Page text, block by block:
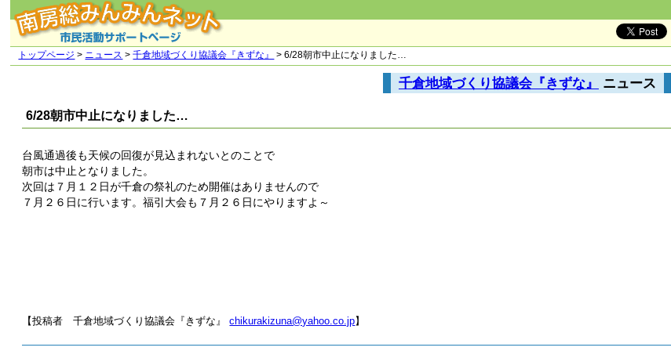
トップページ > ニュース >千倉地域づくり協議会『きずな』 > 6/28朝市中止になりました…
千倉地域づくり協議会『きずな』 ニュース
6/28朝市中止になりました…
台風通過後も天候の回復が見込まれないとのことで
朝市は中止となりました。
次回は７月１２日が千倉の祭礼のため開催はありませんので
７月２６日に行います。福引大会も７月２６日にやりますよ～
【投稿者 千倉地域づくり協議会『きずな』chikurakizuna@yahoo.co.jp】